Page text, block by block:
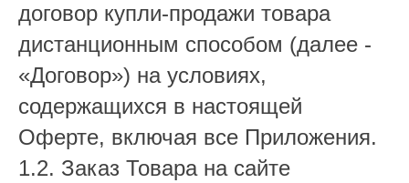
договор купли-продажи товара
дистанционным способом (далее -
«Договор») на условиях,
содержащихся в настоящей
Оферте, включая все Приложения.
1.2. Заказ Товара на сайте